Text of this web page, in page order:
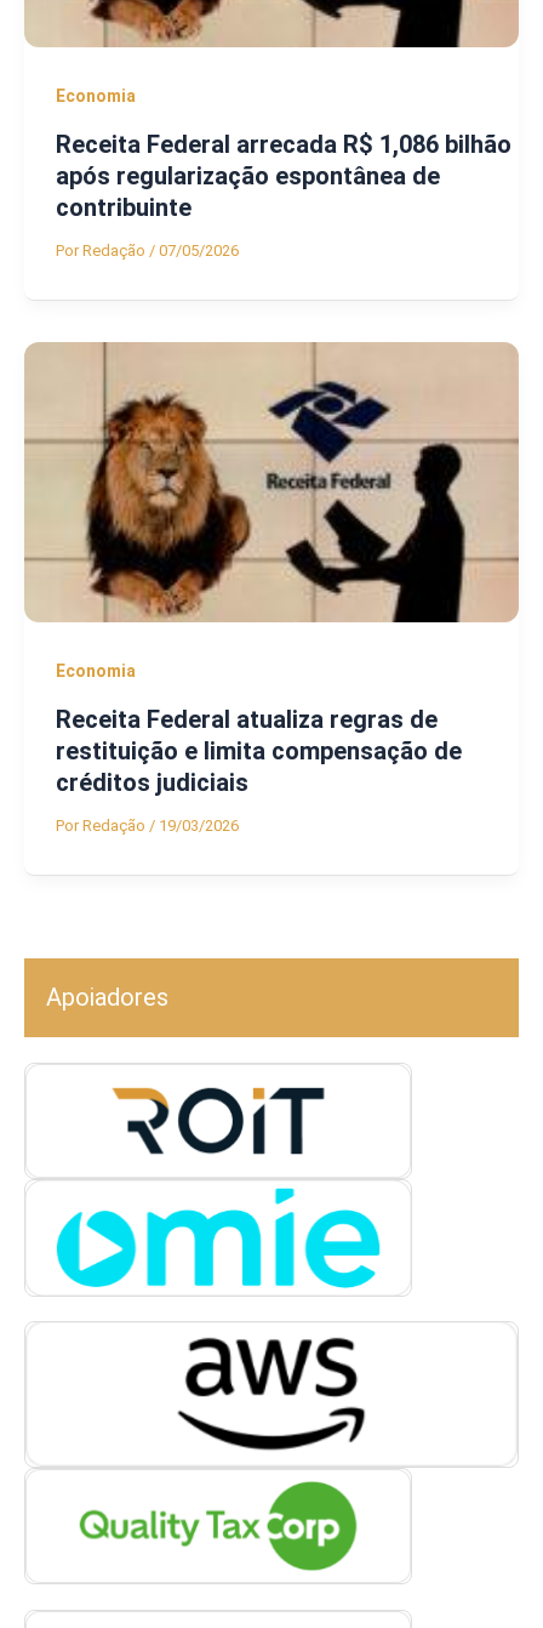
Economia
Receita Federal arrecada R$ 1,086 bilhão
após regularização espontânea de
contribuinte
PorRedação / 07/05/2026
Economia
Receita Federal atualiza regras de
restituição e limita compensação de
créditos judiciais
PorRedação / 19/03/2026
Apoiadores